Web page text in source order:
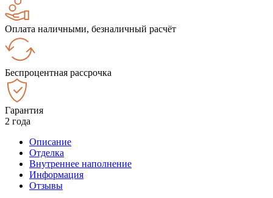
Оплата наличными, безналичный расчёт
Беспроцентная рассрочка
Гарантия
2 года
Описание
Отделка
Внутреннее наполнение
Информация
Отзывы